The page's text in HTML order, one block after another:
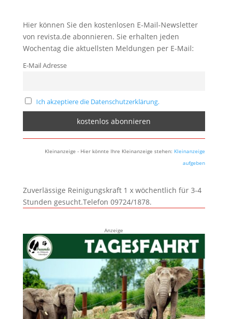
Hier können Sie den kostenlosen E-Mail-Newsletter
von revista.de abonnieren. Sie erhalten jeden
Wochentag die aktuellsten Meldungen per E-Mail:
E-Mail Adresse
Ich akzeptiere die Datenschutzerklärung.
Kleinanzeige - Hier könnte Ihre Kleinanzeige stehen: Kleinanzeige
aufgeben
Zuverlässige Reinigungskraft 1 x wöchentlich für 3-4
Stunden gesucht.Telefon 09724/1878.
Anzeige